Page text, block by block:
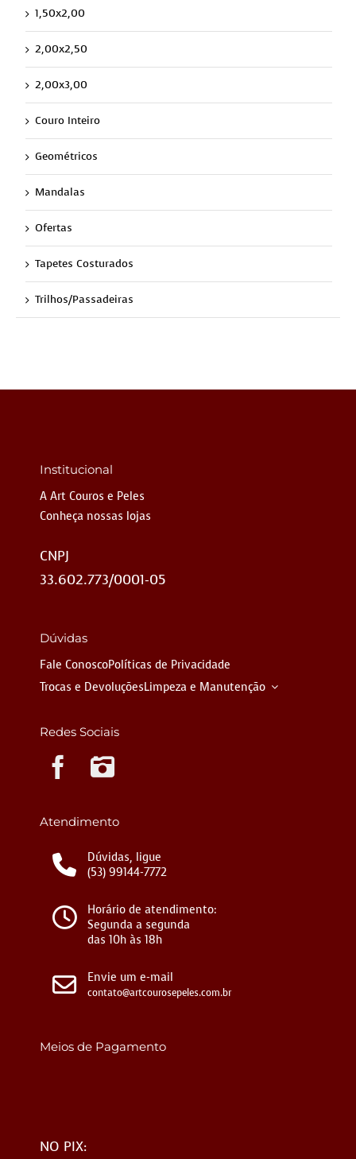
1,50x2,00
2,00x2,50
2,00x3,00
Couro Inteiro
Geométricos
Mandalas
Ofertas
Tapetes Costurados
Trilhos/Passadeiras
Institucional
A Art Couros e Peles
Conheça nossas lojas
CNPJ
33.602.773/0001-05
Dúvidas
Fale ConoscoPolíticas de Privacidade
Trocas e DevoluçõesLimpeza e Manutenção
Redes Sociais
Atendimento
Dúvidas, ligue
(53) 99144-7772
Horário de atendimento:
Segunda a segunda
das 10h às 18h
Envie um e-mail
contato@artcourosepeles.com.br
Meios de Pagamento
NO PIX: